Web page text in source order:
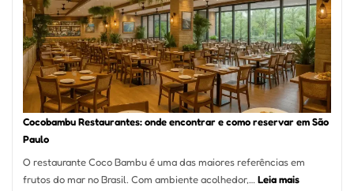
Restaurantes
em
São
Paulo:
Um
Guia
Definitivo
Alta
Gastronomia
Cocobambu Restaurantes: onde encontrar e como reservar em São
Paulo
O restaurante Coco Bambu é uma das maiores referências em
frutos do mar no Brasil. Com ambiente acolhedor,… Leia mais: